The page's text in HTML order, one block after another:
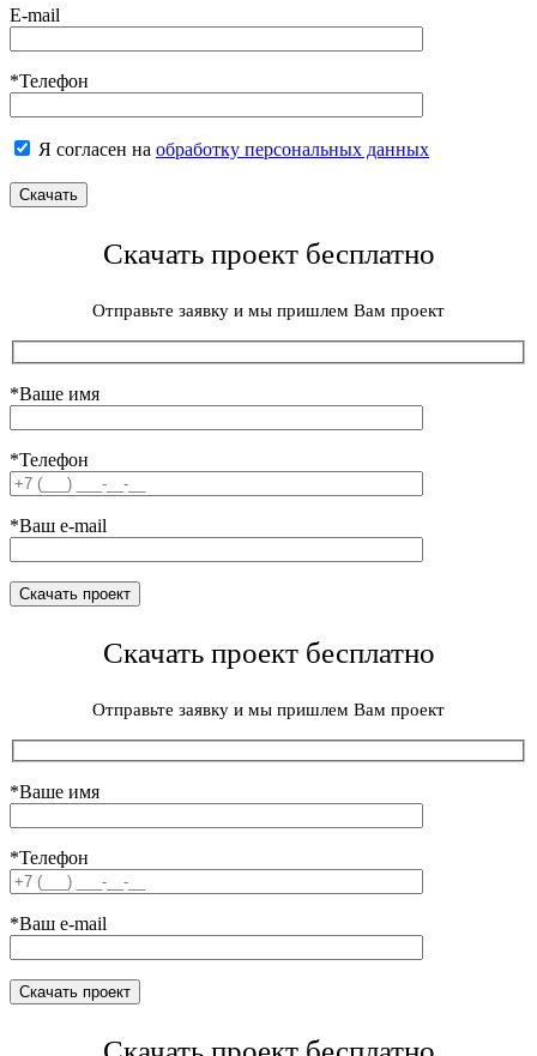
E-mail
*Телефон
Я согласен на обработку персональных данных
Скачать проект бесплатно
Отправьте заявку и мы пришлем Вам проект
*Ваше имя
*Телефон
*Ваш e-mail
Скачать проект бесплатно
Отправьте заявку и мы пришлем Вам проект
*Ваше имя
*Телефон
*Ваш e-mail